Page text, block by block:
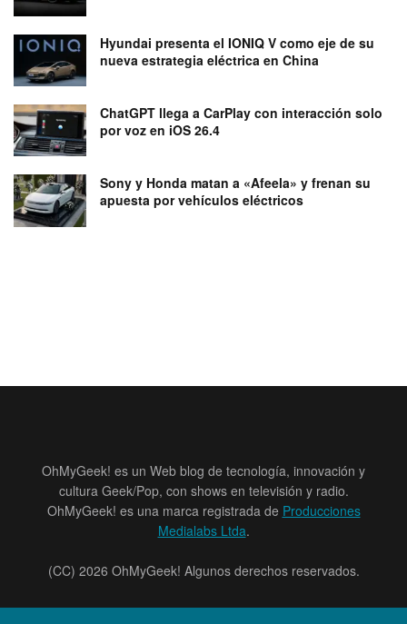
Hyundai presenta el IONIQ V como eje de su
nueva estrategia eléctrica en China
ChatGPT llega a CarPlay con interacción solo
por voz en iOS 26.4
Sony y Honda matan a «Afeela» y frenan su
apuesta por vehículos eléctricos
OhMyGeek! es un Web blog de tecnología, innovación y
cultura Geek/Pop, con shows en televisión y radio.
OhMyGeek! es una marca registrada de Producciones
Medialabs Ltda.
(CC) 2026 OhMyGeek! Algunos derechos reservados.